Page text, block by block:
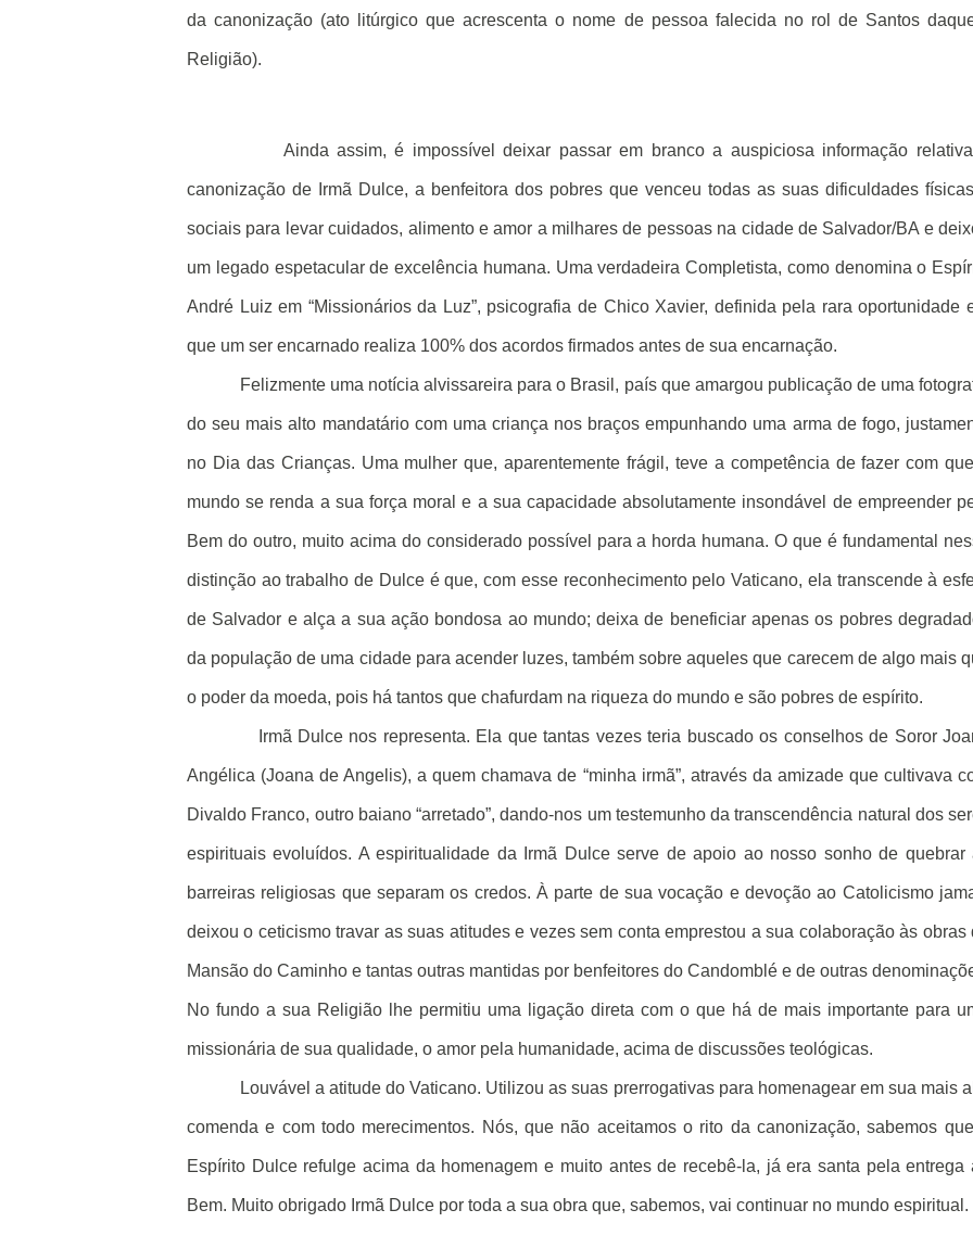
da canonização (ato litúrgico que acrescenta o nome de pessoa falecida no rol de Santos
Religião).
Ainda assim, é impossível deixar passar em branco a auspiciosa informação
canonização de Irmã Dulce, a benfeitora dos pobres que venceu todas as suas dificuldades
sociais para levar cuidados, alimento e amor a milhares de pessoas na cidade de Salvador/BA e
um legado espetacular de excelência humana. Uma verdadeira Completista, como denomina o
André Luiz em “Missionários da Luz”, psicografia de Chico Xavier, definida pela rara oportunidade
que um ser encarnado realiza 100% dos acordos firmados antes de sua encarnação.
Felizmente uma notícia alvissareira para o Brasil, país que amargou publicação de uma
do seu mais alto mandatário com uma criança nos braços empunhando uma arma de fogo,
no Dia das Crianças. Uma mulher que, aparentemente frágil, teve a competência de fazer com
mundo se renda a sua força moral e a sua capacidade absolutamente insondável de empreender
Bem do outro, muito acima do considerado possível para a horda humana. O que é fundamental
distinção ao trabalho de Dulce é que, com esse reconhecimento pelo Vaticano, ela transcende à
de Salvador e alça a sua ação bondosa ao mundo; deixa de beneficiar apenas os pobres
da população de uma cidade para acender luzes, também sobre aqueles que carecem de algo mais
o poder da moeda, pois há tantos que chafurdam na riqueza do mundo e são pobres de espírito.
Irmã Dulce nos representa. Ela que tantas vezes teria buscado os conselhos de Soror
Angélica (Joana de Angelis), a quem chamava de “minha irmã”, através da amizade que cultivava
Divaldo Franco, outro baiano “arretado”, dando-nos um testemunho da transcendência natural dos
espirituais evoluídos. A espiritualidade da Irmã Dulce serve de apoio ao nosso sonho de quebrar
barreiras religiosas que separam os credos. À parte de sua vocação e devoção ao Catolicismo
deixou o ceticismo travar as suas atitudes e vezes sem conta emprestou a sua colaboração às obras
Mansão do Caminho e tantas outras mantidas por benfeitores do Candomblé e de outras
No fundo a sua Religião lhe permitiu uma ligação direta com o que há de mais importante para
missionária de sua qualidade, o amor pela humanidade, acima de discussões teológicas.
Louvável a atitude do Vaticano. Utilizou as suas prerrogativas para homenagear em sua mais
comenda e com todo merecimentos. Nós, que não aceitamos o rito da canonização, sabemos
Espírito Dulce refulge acima da homenagem e muito antes de recebê-la, já era santa pela entrega
Bem. Muito obrigado Irmã Dulce por toda a sua obra que, sabemos, vai continuar no mundo espiritual.